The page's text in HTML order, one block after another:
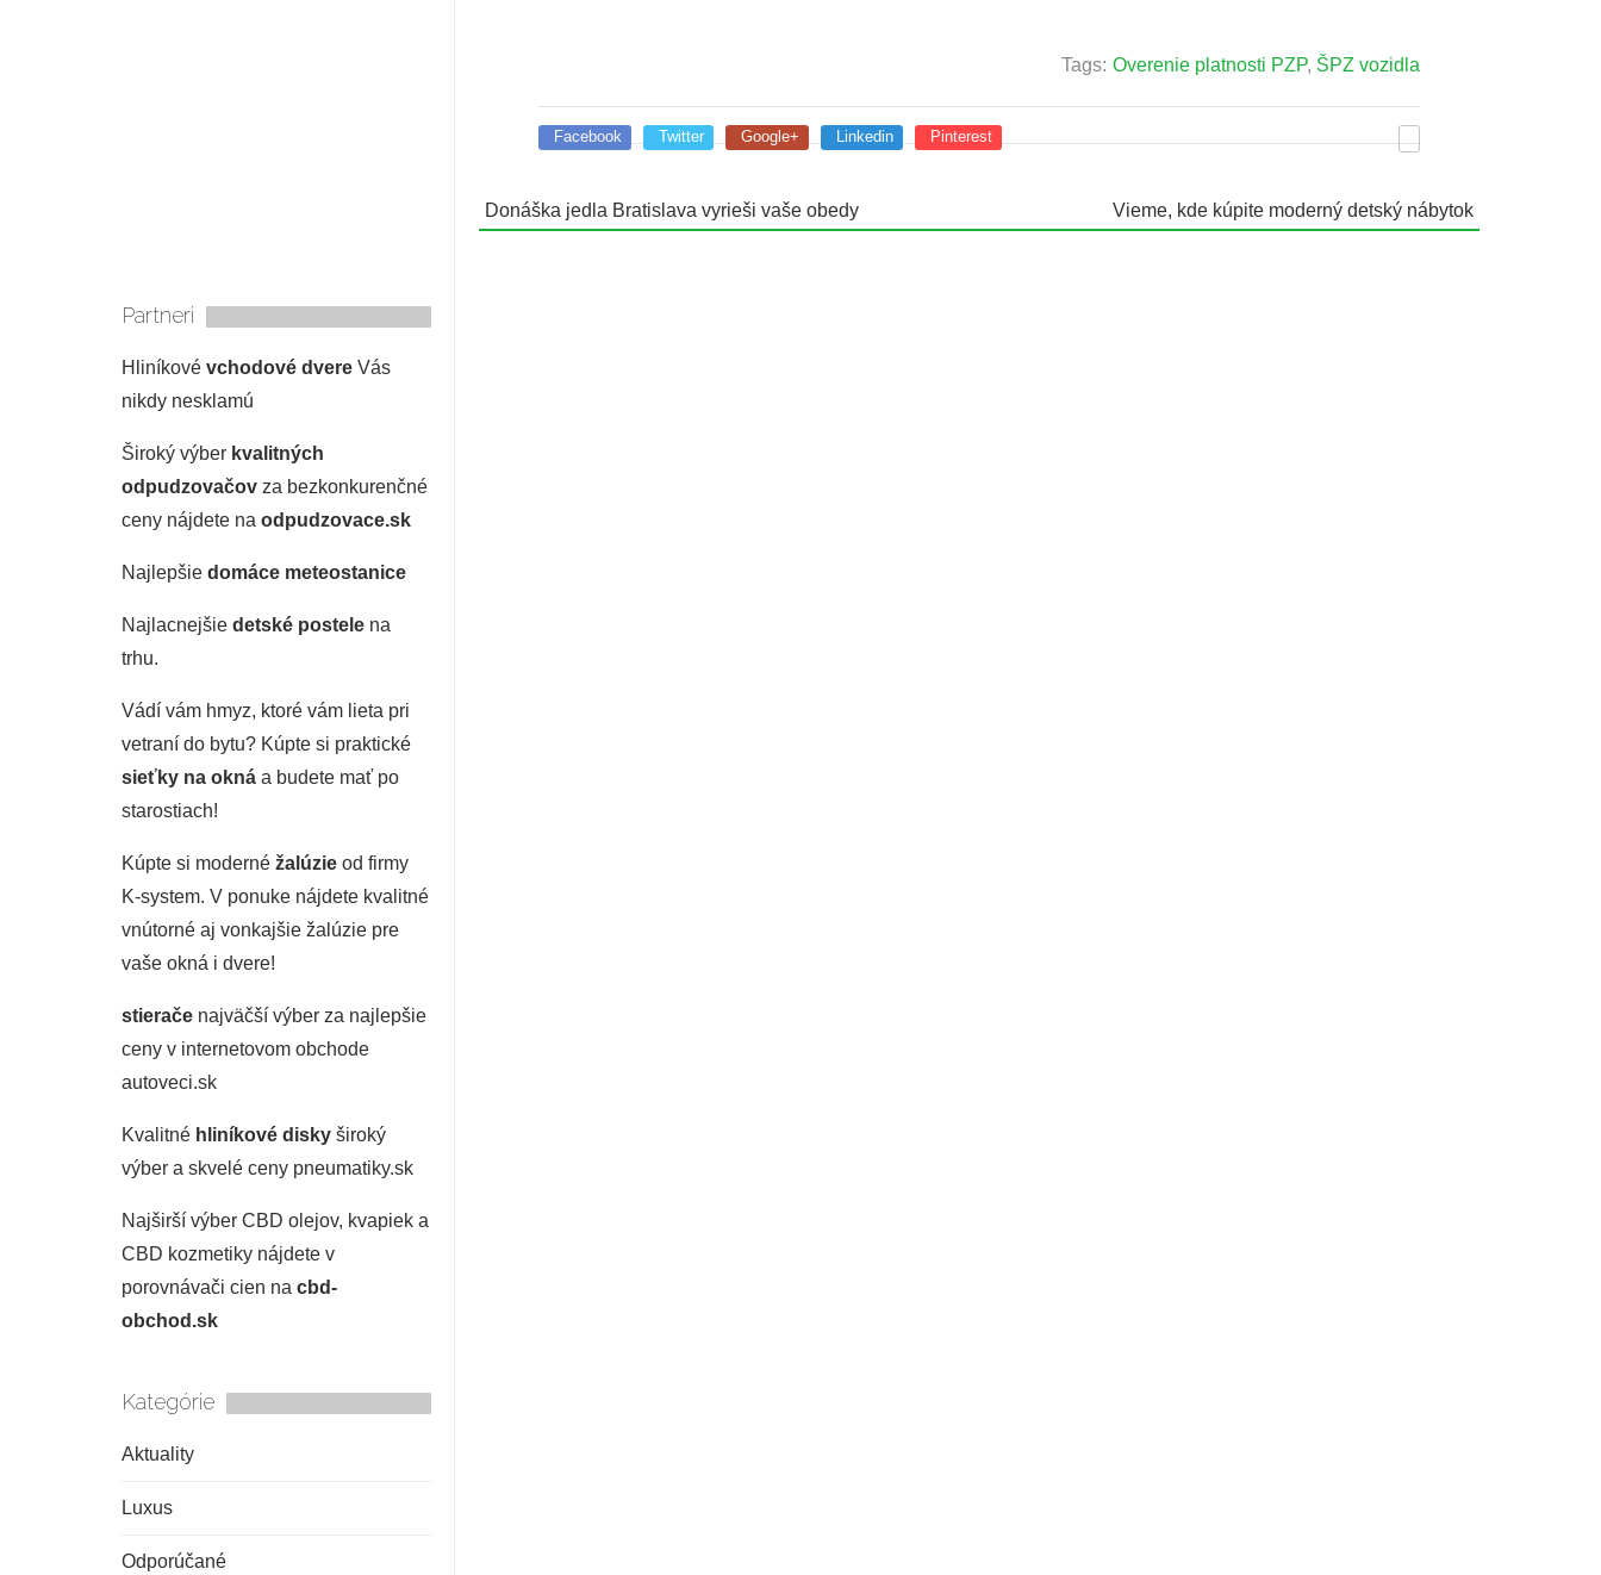
Tags: Overenie platnosti PZP, ŠPZ vozidla
Facebook Twitter Google+ Linkedin Pinterest
Donáška jedla Bratislava vyrieši vaše obedy Vieme, kde kúpite moderný detský nábytok
Partneri
Hliníkové vchodové dvere Vás
nikdy nesklamú
Široký výber kvalitných
odpudzovačov za bezkonkurenčné
ceny nájdete na odpudzovace.sk
Najlepšie domáce meteostanice
Najlacnejšie detské postele na
trhu.
Vádí vám hmyz, ktoré vám lieta pri
vetraní do bytu? Kúpte si praktické
sieťky na okná a budete mať po
starostiach!
Kúpte si moderné žalúzie od firmy
K-system. V ponuke nájdete kvalitné
vnútorné aj vonkajšie žalúzie pre
vaše okná i dvere!
stierače najväčší výber za najlepšie
ceny v internetovom obchode
autoveci.sk
Kvalitné hliníkové disky široký
výber a skvelé ceny pneumatiky.sk
Najširší výber CBD olejov, kvapiek a
CBD kozmetiky nájdete v
porovnávači cien na cbd-
obchod.sk
Kategórie
Aktuality
Luxus
Odporúčané